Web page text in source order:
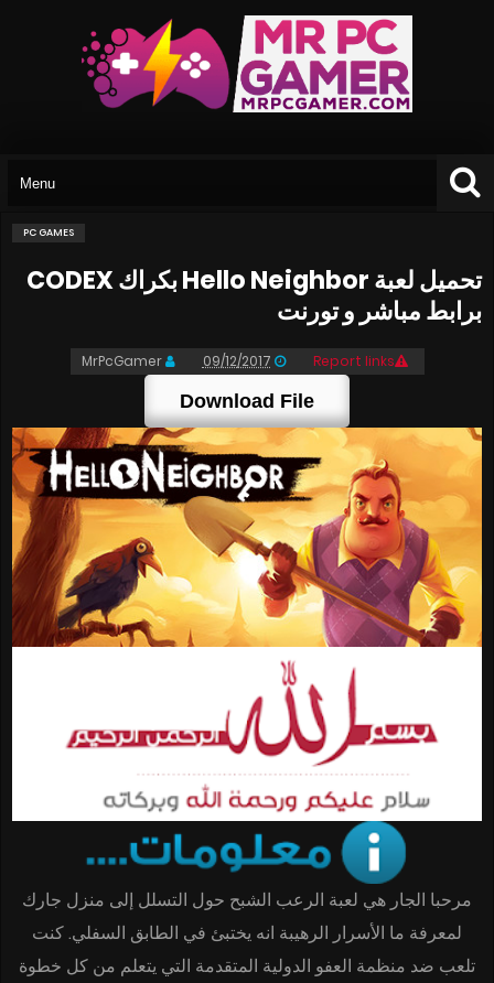
PC GAMES
تحميل لعبة Hello Neighbor بكراك CODEX
برابط مباشر و تورنت
MrPcGamer 09/12/2017 Report links
Download File
مرحبا الجار هي لعبة الرعب الشبح حول التسلل إلى منزل جارك
لمعرفة ما الأسرار الرهيبة انه يختبئ في الطابق السفلي. كنت
تلعب ضد منظمة العفو الدولية المتقدمة التي يتعلم من كل خطوة